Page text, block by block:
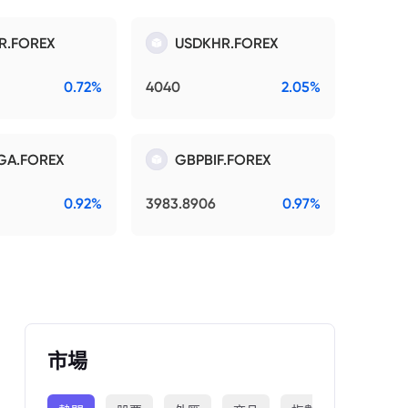
0.72%
USDKHR.FOREX
4040 2.05%
0.92%
GBPBIF.FOREX
3983.8906 0.97%
市場